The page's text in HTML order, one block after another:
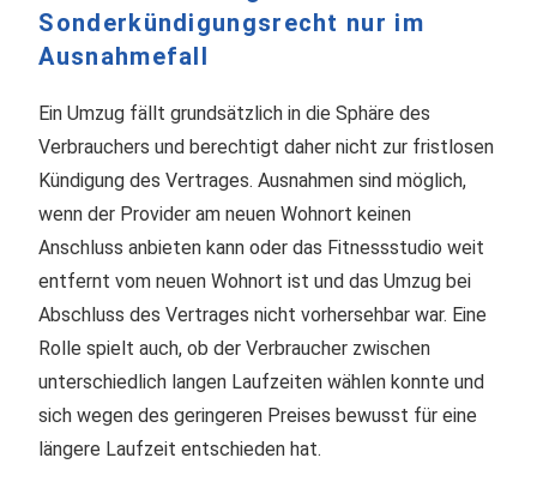
Sonderkündigungsrecht nur im
Ausnahmefall
Ein Umzug fällt grundsätzlich in die Sphäre des
Verbrauchers und berechtigt daher nicht zur fristlosen
Kündigung des Vertrages. Ausnahmen sind möglich,
wenn der Provider am neuen Wohnort keinen
Anschluss anbieten kann oder das Fitnessstudio weit
entfernt vom neuen Wohnort ist und das Umzug bei
Abschluss des Vertrages nicht vorhersehbar war. Eine
Rolle spielt auch, ob der Verbraucher zwischen
unterschiedlich langen Laufzeiten wählen konnte und
sich wegen des geringeren Preises bewusst für eine
längere Laufzeit entschieden hat.